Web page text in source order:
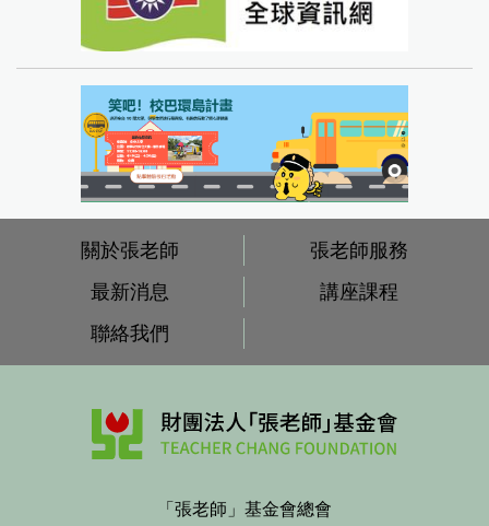
關於張老師
張老師服務
最新消息
講座課程
聯絡我們
「張老師」基金會總會